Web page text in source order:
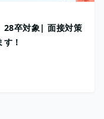
28卒対象| 面接対策
！